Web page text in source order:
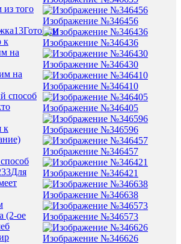
из того
13Готовим
к
на
на
способ
к
Для
(2-ое
Изображение №346456
Изображение №346436
Изображение №346430
Изображение №346410
Изображение №346405
Изображение №346596
Изображение №346457
Изображение №346421
Изображение №346638
Изображение №346573
Изображение №346626